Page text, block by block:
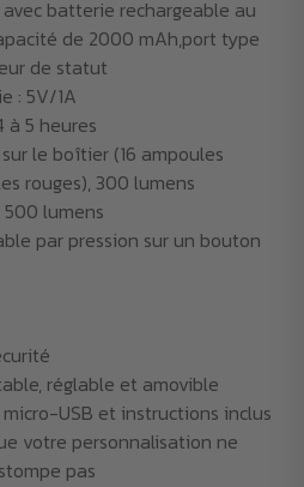
batterie rechargeable au
de 2000 mAh,port type
de statut
: 5V/1A
à 5 heures
le boîtier (16 ampoules
rouges), 300 lumens
500 lumens
par pression sur un bouton
réglable et amovible
USB et instructions inclus
votre personnalisation ne
pas